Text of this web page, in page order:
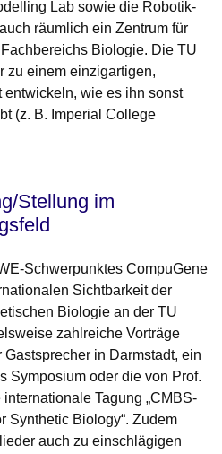
Lab sowie die Robotik-
räumlich ein Zentrum für
Biologie. Die TU
zu einem einzigartigen,
wie es ihn sonst
(z. B. Imperial College
Stellung im
Schwerpunktes CompuGene
Sichtbarkeit der
Biologie an der TU
zahlreiche Vorträge
in Darmstadt, ein
Symposium oder die von Prof.
Tagung „CMBS-
Synthetic Biology“. Zudem
auch zu einschlägigen